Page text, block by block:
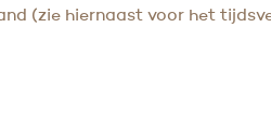
(zie hiernaast voor het